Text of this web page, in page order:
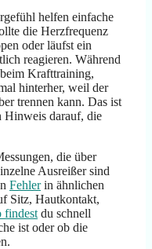
helfen einfache
die Herzfrequenz
oder läufst ein
reagieren. Während
Krafttraining,
hinterher, weil der
trennen kann. Das ist
Hinweis darauf, die
die über
Ausreißer sind
Fehlerin ähnlichen
Sitz, Hautkontakt,
findest du schnell
ist oder ob die